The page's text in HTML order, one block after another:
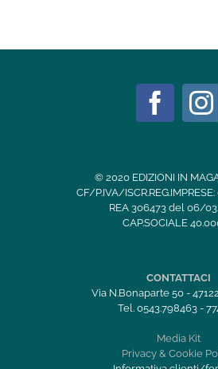
© 2020 EDIZIONI IN
CF/P.IVA/
REA 306473 del 06/
CAP.SOCIALE
CONTATTACI
Via N.Bonaparte 50 -
Tel. 0543.798463 -
Media Kit
Privacy & Cookie